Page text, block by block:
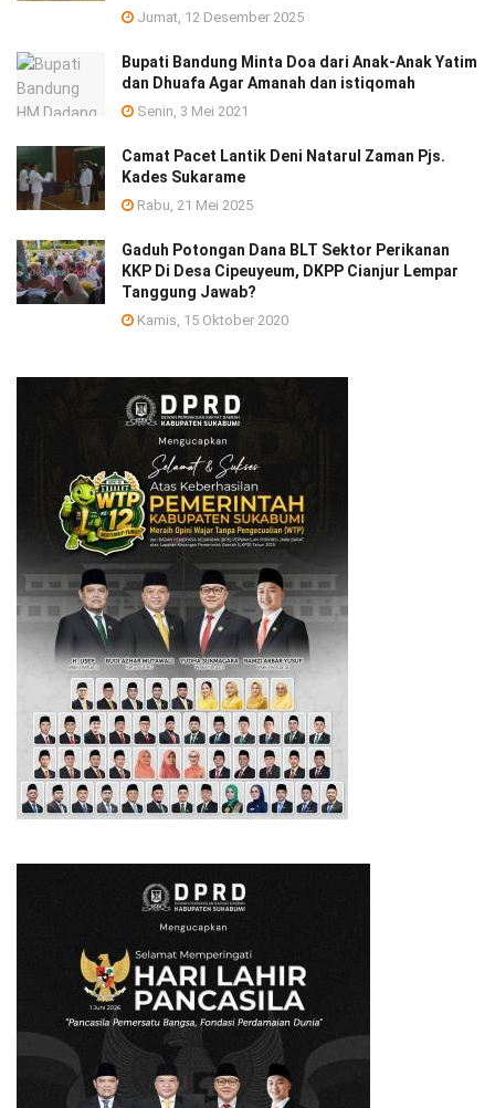
Jumat, 12 Desember 2025
Bupati Bandung Minta Doa dari Anak-Anak Yatim
dan Dhuafa Agar Amanah dan istiqomah
Senin, 3 Mei 2021
Camat Pacet Lantik Deni Natarul Zaman Pjs.
Kades Sukarame
Rabu, 21 Mei 2025
Gaduh Potongan Dana BLT Sektor Perikanan
KKP Di Desa Cipeuyeum, DKPP Cianjur Lempar
Tanggung Jawab?
Kamis, 15 Oktober 2020